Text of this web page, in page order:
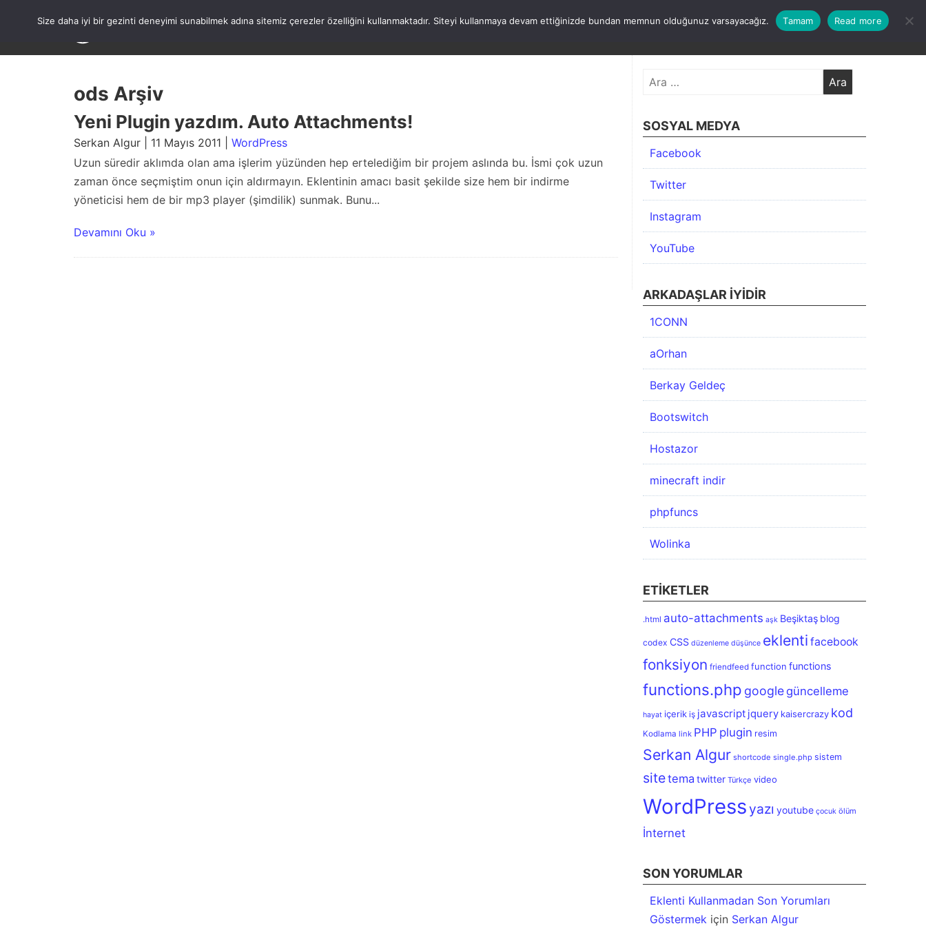
ANASAYFA WORDPRESS ATATÜRK HAKKIMDA KATEGORİLER İLETİŞİM ARŞİV
ods Arşiv
Yeni Plugin yazdım. Auto Attachments!
Serkan Algur | 11 Mayıs 2011 | WordPress
Uzun süredir aklımda olan ama işlerim yüzünden hep ertelediğim bir projem aslında bu. İsmi çok uzun
zaman önce seçmiştim onun için aldırmayın. Eklentinin amacı basit şekilde size hem bir indirme
yöneticisi hem de bir mp3 player (şimdilik) sunmak. Bunu...
Devamını Oku »
Arama:
SOSYAL MEDYA
Facebook
Twitter
Instagram
YouTube
ARKADAŞLAR İYIDIR
1CONN
aOrhan
Berkay Geldeç
Bootswitch
Hostazor
minecraft indir
phpfuncs
Wolinka
ETIKETLER
.html auto-attachments aşk Beşiktaş blog
codex CSS düzenleme düşünce eklenti facebook
fonksiyon friendfeed function functions
functions.php googlegüncelleme
hayat içerik iş javascript jquery kaisercrazy kod
Kodlama link PHP plugin resim
Serkan Algur shortcode single.php sistem
sitetema twitter Türkçe video
WordPressyazı youtube çocuk ölüm
İnternet
SON YORUMLAR
Eklenti Kullanmadan Son Yorumları
Göstermekiçin Serkan Algur
Size daha iyi bir gezinti deneyimi sunabilmek adına sitemiz çerezler özelliğini kullanmaktadır. Siteyi kullanmaya devam ettiğinizde bundan memnun olduğunuz varsayacağız. Tamam Read more